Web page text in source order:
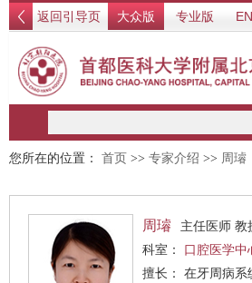
返回引导页 大众版 专业版 EN
您所在的位置： 首页 >> 专家介绍 >> 周璿
周璿
主任医师 教授、
科室： 口腔医学中
擅长： 在牙周病系统治疗、口腔黏膜疾